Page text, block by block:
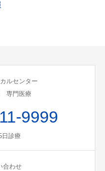
ルセンター
専門医療
9999
日診療
合わせ